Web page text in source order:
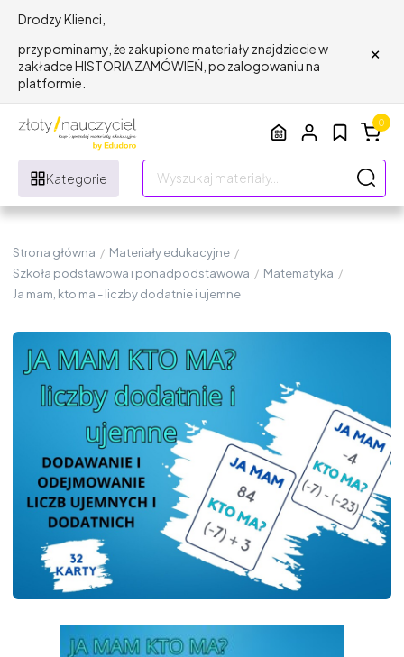
Drodzy Klienci,
przypominamy, że zakupione materiały znajdziecie w
zakładce HISTORIA ZAMÓWIEŃ, po zalogowaniu na
platformie.
×
Kategorie
0
Strona główna / Materiały edukacyjne /
Szkoła podstawowa i ponadpodstawowa / Matematyka /
Ja mam, kto ma - liczby dodatnie i ujemne